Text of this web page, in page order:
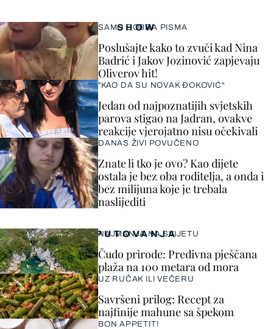
SHOW
SAMO DOBRA PISMA
Poslušajte kako to zvuči kad Nina
Badrić i Jakov Jozinović zapjevaju
Oliverov hit!
"KAO DA SU NOVAK ĐOKOVIĆ"
Jedan od najpoznatijih svjetskih
parova stigao na Jadran, ovakve
reakcije vjerojatno nisu očekivali
DANAS ŽIVI POVUČENO
Znate li tko je ovo? Kao dijete
ostala je bez oba roditelja, a onda i
bez milijuna koje je trebala
naslijediti
PUTOVANJA
NAJMANJA NA SVIJETU
Čudo prirode: Predivna pješčana
plaža na 100 metara od mora
UZ RUČAK ILI VEČERU
Savršeni prilog: Recept za
najfinije mahune sa špekom
BON APPETIT!